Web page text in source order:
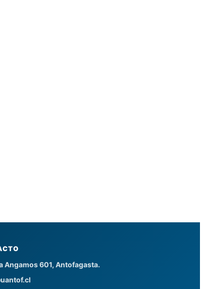
Angamos 601, Antofagasta.